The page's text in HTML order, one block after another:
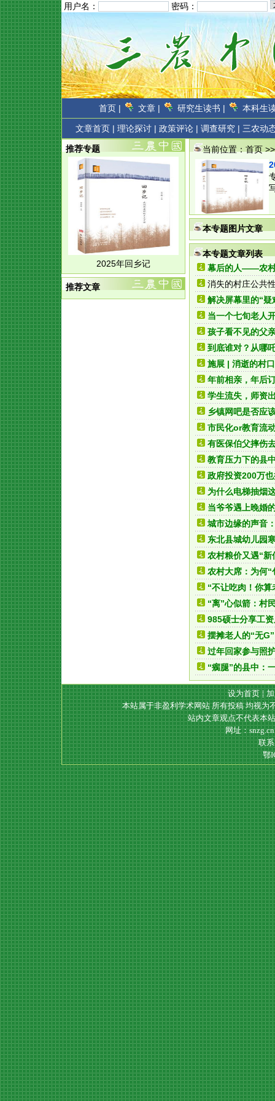
用户名： 密码：
首页 | 文章 | 研究生读书 | 本科生
文章首页 | 理论探讨 | 政策评论 | 调查研究 | 三农动
当前位置： 首页
本专题图片文章
本专题文章列表
幕后的人——农村
消失的村庄公共
解决屏幕里的“
当一个七旬老人
孩子看不见的父
到底谁对？从哪
施展 | 消逝的村
年前相亲，年后
学生流失，师资
乡镇网吧是否应
市民化or教育流
有医保伯父摔伤
教育压力下的县
政府投资200万
为什么电梯抽烟
当爷爷遇上晚婚
城市边缘的声音
东北县城幼儿园
农村粮价又遇“
农村大席：为何“
“不让吃肉！你
“离”心似箭：村
985硕士分享工
摆摊老人的“无
过年回家参与照
“瘸腿”的县中：
推荐专题
2025年回乡记
推荐文章
设为首页|
本站属于非盈利学术网站 所有投稿 均视为
站内文章观点不代表本
网址：
联
鄂